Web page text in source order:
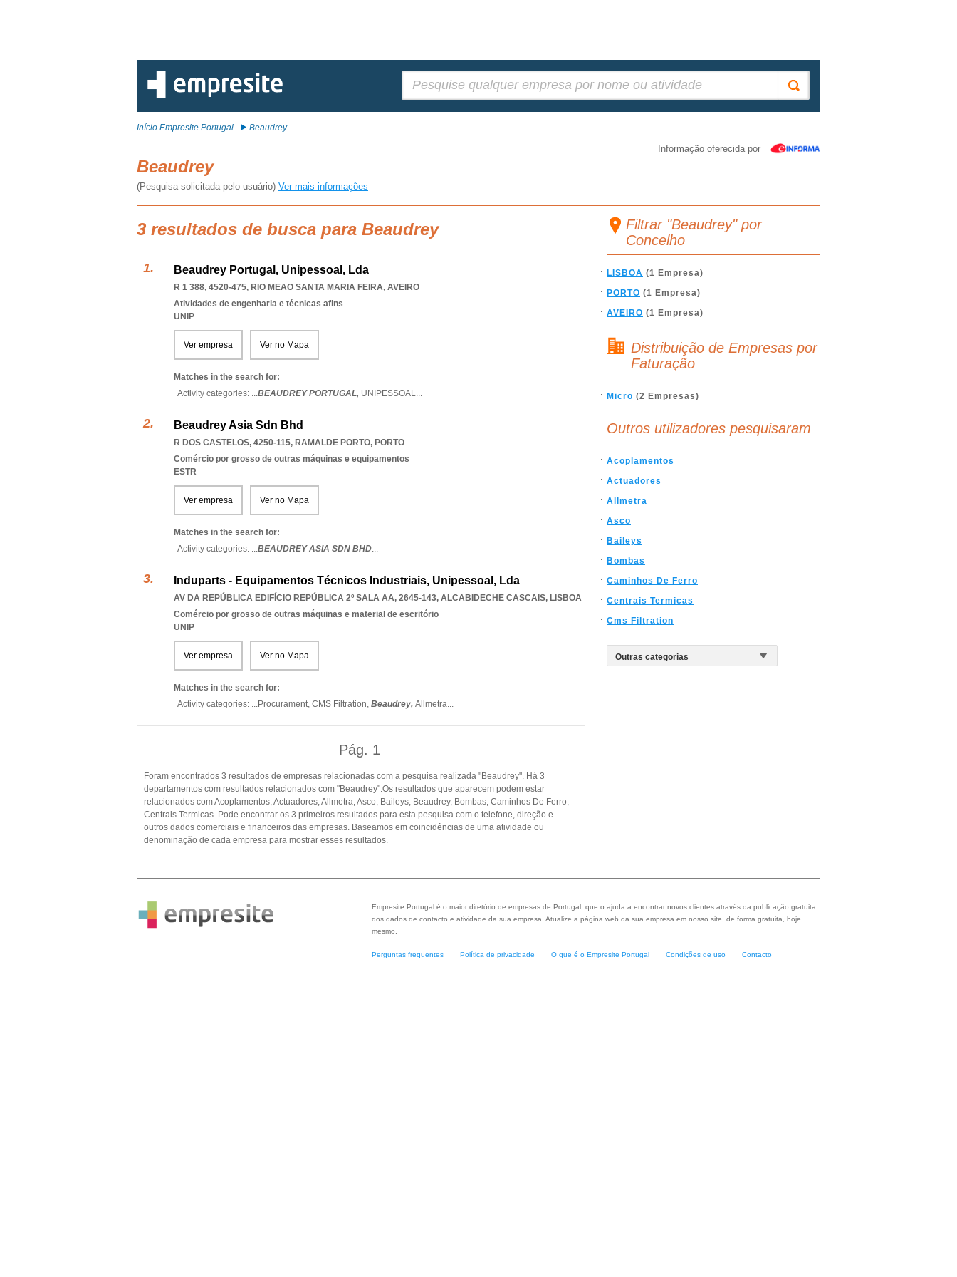
Início Empresite Portugal Beaudrey
Informação oferecida por
Beaudrey
(Pesquisa solicitada pelo usuário) Ver mais informações
3 resultados de busca para Beaudrey
Beaudrey Portugal, Unipessoal, Lda
R 1 388, 4520-475, RIO MEAO SANTA MARIA FEIRA, AVEIRO
Atividades de engenharia e técnicas afins
UNIP
Ver empresa Ver no Mapa
Matches in the search for:
Activity categories: ...BEAUDREY PORTUGAL, UNIPESSOAL...
Beaudrey Asia Sdn Bhd
R DOS CASTELOS, 4250-115, RAMALDE PORTO, PORTO
Comércio por grosso de outras máquinas e equipamentos
ESTR
Ver empresa Ver no Mapa
Matches in the search for:
Activity categories: ...BEAUDREY ASIA SDN BHD...
Induparts - Equipamentos Técnicos Industriais, Unipessoal, Lda
AV DA REPÚBLICA EDIFÍCIO REPÚBLICA 2º SALA AA, 2645-143, ALCABIDECHE CASCAIS, LISBOA
Comércio por grosso de outras máquinas e material de escritório
UNIP
Ver empresa Ver no Mapa
Matches in the search for:
Activity categories: ...Procurament, CMS Filtration, Beaudrey, Allmetra...
Pág. 1
Foram encontrados 3 resultados de empresas relacionadas com a pesquisa realizada "Beaudrey". Há 3
departamentos com resultados relacionados com "Beaudrey".Os resultados que aparecem podem estar
relacionados com Acoplamentos, Actuadores, Allmetra, Asco, Baileys, Beaudrey, Bombas, Caminhos De Ferro,
Centrais Termicas. Pode encontrar os 3 primeiros resultados para esta pesquisa com o telefone, direção e
outros dados comerciais e financeiros das empresas. Baseamos em coincidências de uma atividade ou
denominação de cada empresa para mostrar esses resultados.
Filtrar "Beaudrey" por
Concelho
LISBOA (1 Empresa)
PORTO (1 Empresa)
AVEIRO (1 Empresa)
Distribuição de Empresas por
Faturação
Micro (2 Empresas)
Outros utilizadores pesquisaram
Acoplamentos
Actuadores
Allmetra
Asco
Baileys
Bombas
Caminhos De Ferro
Centrais Termicas
Cms Filtration
Empresite Portugal é o maior diretório de empresas de Portugal, que o ajuda a encontrar novos clientes através da publicação gratuita
dos dados de contacto e atividade da sua empresa. Atualize a página web da sua empresa em nosso site, de forma gratuita, hoje
mesmo.
Perguntas frequentes Política de privacidade O que é o Empresite Portugal Condições de uso Contacto